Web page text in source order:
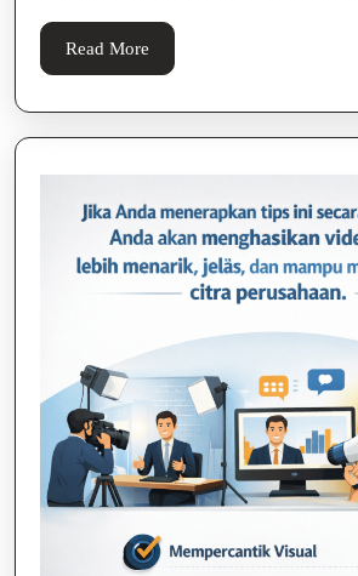
Read More
More